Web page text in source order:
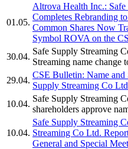
01.05.
Altrova Health Inc.:
Completes Rebranding to
Common Shares Now
Symbol ROVA on the
30.04.
Safe Supply Streaming
Streaming name change
29.04.
CSE Bulletin: Name and
Supply Streaming Co
10.04.
Safe Supply Streaming
shareholders approve
10.04.
Safe Supply Streaming
Streaming Co Ltd.
General and Special